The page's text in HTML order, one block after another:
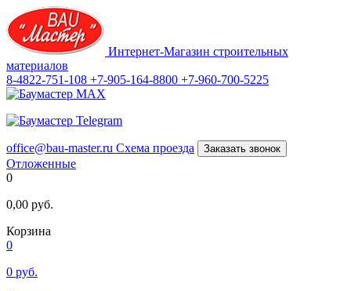
Интернет-Магазин строительных
материалов
8-4822-751-108 +7-905-164-8800 +7-960-700-5225
office@bau-master.ru Схема проезда Заказать звонок
Отложенные
0
0,00 руб.
Корзина
0
0 руб.